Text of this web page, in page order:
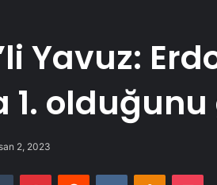
Yavuz:
1.
2, 2023
Tumblr PinterestReddit VKontakte